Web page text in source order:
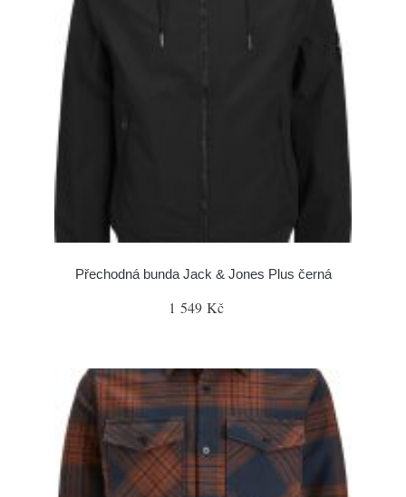
Přechodná bunda Jack & Jones Plus černá
1 549 Kč